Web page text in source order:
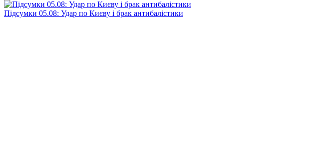
Підсумки 05.08: Удар по Києву і брак антибалістики